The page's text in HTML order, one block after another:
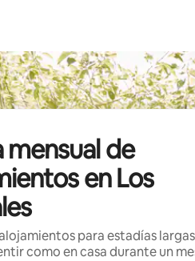
mensual de
en Los
para estadías
como en casa durante un